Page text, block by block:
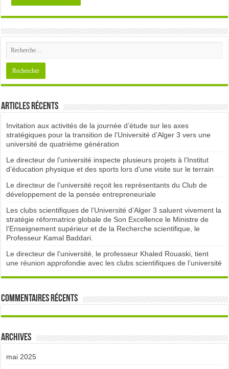
Articles récents
Invitation aux activités de la journée d’étude sur les axes
stratégiques pour la transition de l’Université d’Alger 3 vers une
université de quatrième génération
Le directeur de l’université inspecte plusieurs projets à l’Institut
d’éducation physique et des sports lors d’une visite sur le terrain
Le directeur de l’université reçoit les représentants du Club de
développement de la pensée entrepreneuriale
Les clubs scientifiques de l’Université d’Alger 3 saluent vivement la
stratégie réformatrice globale de Son Excellence le Ministre de
l’Enseignement supérieur et de la Recherche scientifique, le
Professeur Kamal Baddari.
Le directeur de l’université, le professeur Khaled Rouaski, tient
une réunion approfondie avec les clubs scientifiques de l’université
Commentaires récents
Archives
mai 2025